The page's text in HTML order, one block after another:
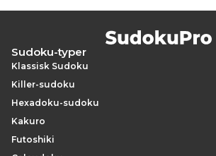
Sudoku-typer
Klassisk Sudoku
Killer-sudoku
Hexadoku-sudoku
Kakuro
Futoshiki